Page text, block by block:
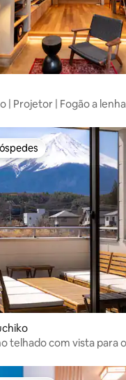
| Projetor | Fogão a
a 2 minutos a pé | Gin
telhado com vista para